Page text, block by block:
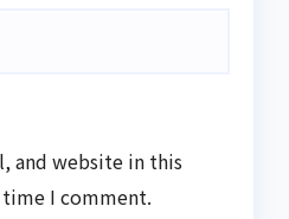
and website in this
I comment.